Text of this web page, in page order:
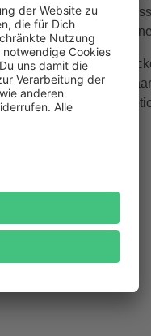
besonderen Tag
frischen Blumen,
im Zuhause des
mit